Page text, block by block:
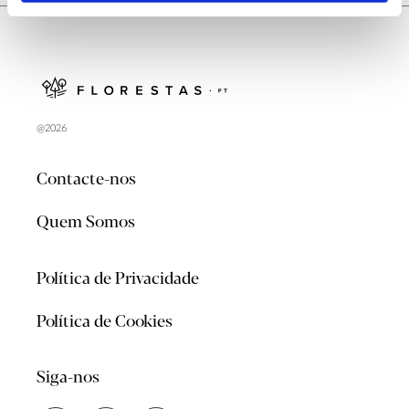
@2026
Contacte-nos
Quem Somos
Política de Privacidade
Política de Cookies
Siga-nos